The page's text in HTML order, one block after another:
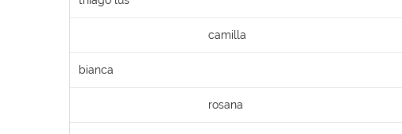
camilla
bianca
rosana